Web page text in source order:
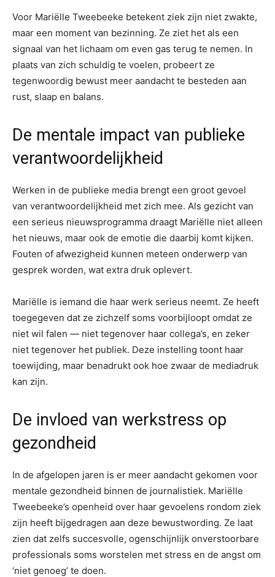
Voor Mariëlle Tweebeeke betekent ziek zijn niet zwakte,
maar een moment van bezinning. Ze ziet het als een
signaal van het lichaam om even gas terug te nemen. In
plaats van zich schuldig te voelen, probeert ze
tegenwoordig bewust meer aandacht te besteden aan
rust, slaap en balans.
De mentale impact van publieke
verantwoordelijkheid
Werken in de publieke media brengt een groot gevoel
van verantwoordelijkheid met zich mee. Als gezicht van
een serieus nieuwsprogramma draagt Mariëlle niet alleen
het nieuws, maar ook de emotie die daarbij komt kijken.
Fouten of afwezigheid kunnen meteen onderwerp van
gesprek worden, wat extra druk oplevert.
Mariëlle is iemand die haar werk serieus neemt. Ze heeft
toegegeven dat ze zichzelf soms voorbijloopt omdat ze
niet wil falen — niet tegenover haar collega’s, en zeker
niet tegenover het publiek. Deze instelling toont haar
toewijding, maar benadrukt ook hoe zwaar de mediadruk
kan zijn.
De invloed van werkstress op
gezondheid
In de afgelopen jaren is er meer aandacht gekomen voor
mentale gezondheid binnen de journalistiek. Mariëlle
Tweebeeke’s openheid over haar gevoelens rondom ziek
zijn heeft bijgedragen aan deze bewustwording. Ze laat
zien dat zelfs succesvolle, ogenschijnlijk onverstoorbare
professionals soms worstelen met stress en de angst om
‘niet genoeg’ te doen.